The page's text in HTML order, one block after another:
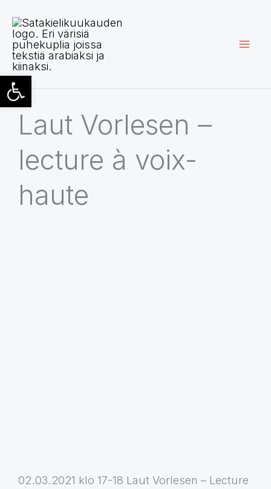
sisältöön
Laut Vorlesen –
lecture à voix-
haute
02.03.2021 klo 17-18 Laut Vorlesen – Lecture
Open toolbar